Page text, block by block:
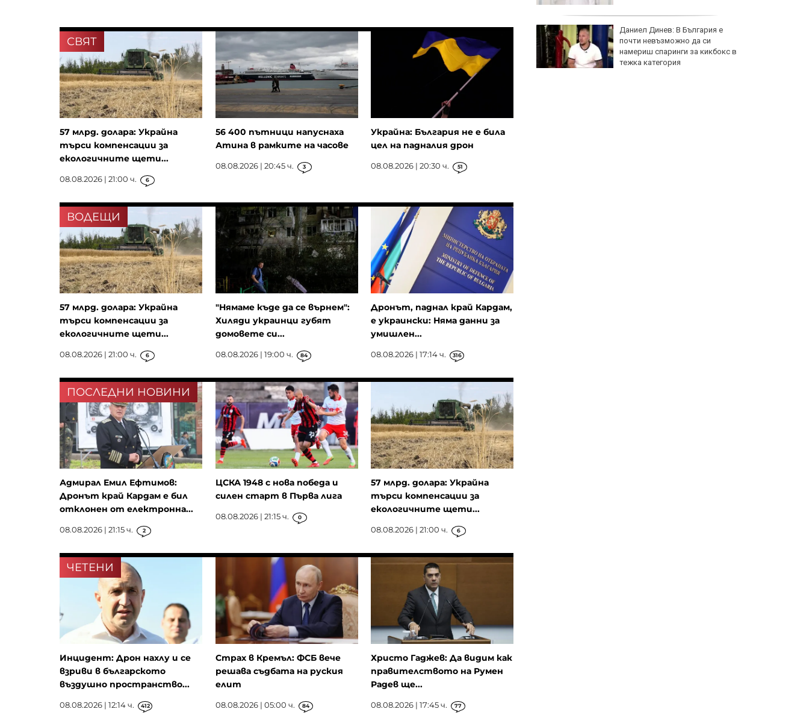
Енергийният бизнес на Huawei
намира нови пазари
Даниел Динев: В България е
почти невъзможно да си
намериш спаринги за кикбокс в
тежка категория
СВЯТ
57 млрд. долара: Украйна
търси компенсации за
екологичните щети...
08.08.2026 | 21:00 ч. 6
56 400 пътници напуснаха
Атина в рамките на часове
08.08.2026 | 20:45 ч. 3
Украйна: България не е била
цел на падналия дрон
08.08.2026 | 20:30 ч. 51
ВОДЕЩИ
57 млрд. долара: Украйна
търси компенсации за
екологичните щети...
08.08.2026 | 21:00 ч. 6
"Нямаме къде да се върнем":
Хиляди украинци губят
домовете си...
08.08.2026 | 19:00 ч. 84
Дронът, паднал край Кардам,
е украински: Няма данни за
умишлен...
08.08.2026 | 17:14 ч. 316
ПОСЛЕДНИ НОВИНИ
Адмирал Емил Ефтимов:
Дронът край Кардам е бил
отклонен от електронна...
08.08.2026 | 21:15 ч. 2
ЦСКА 1948 с нова победа и
силен старт в Първа лига
08.08.2026 | 21:15 ч. 0
57 млрд. долара: Украйна
търси компенсации за
екологичните щети...
08.08.2026 | 21:00 ч. 6
ЧЕТЕНИ
Инцидент: Дрон нахлу и се
взриви в българското
въздушно пространство...
08.08.2026 | 12:14 ч. 412
Страх в Кремъл: ФСБ вече
решава съдбата на руския
елит
08.08.2026 | 05:00 ч. 84
Христо Гаджев: Да видим как
правителството на Румен
Радев ще...
08.08.2026 | 17:45 ч. 77